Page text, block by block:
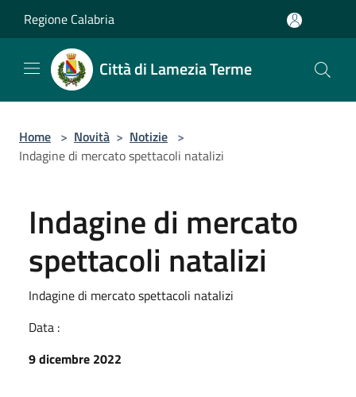
Regione Calabria
Città di Lamezia Terme
Home > Novità > Notizie >
Indagine di mercato spettacoli natalizi
Indagine di mercato
spettacoli natalizi
Indagine di mercato spettacoli natalizi
Data :
9 dicembre 2022